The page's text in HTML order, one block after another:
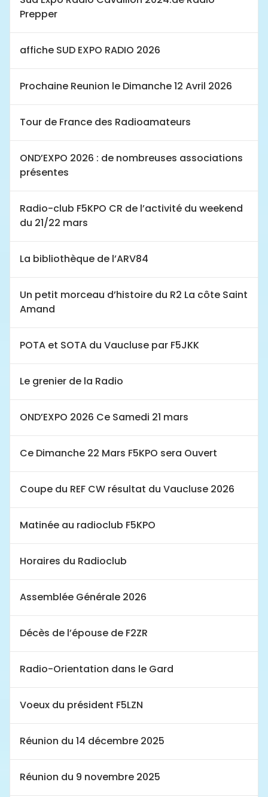
Prepper
affiche SUD EXPO RADIO 2026
Prochaine Reunion le Dimanche 12 Avril 2026
Tour de France des Radioamateurs
OND’EXPO 2026 : de nombreuses associations
présentes
Radio-club F5KPO CR de l’activité du weekend
du 21/22 mars
La bibliothèque de l’ARV84
Un petit morceau d’histoire du R2 La côte Saint
Amand
POTA et SOTA du Vaucluse par F5JKK
Le grenier de la Radio
OND’EXPO 2026 Ce Samedi 21 mars
Ce Dimanche 22 Mars F5KPO sera Ouvert
Coupe du REF CW résultat du Vaucluse 2026
Matinée au radioclub F5KPO
Horaires du Radioclub
Assemblée Générale 2026
Décès de l’épouse de F2ZR
Radio-Orientation dans le Gard
Voeux du président F5LZN
Réunion du 14 décembre 2025
Réunion du 9 novembre 2025